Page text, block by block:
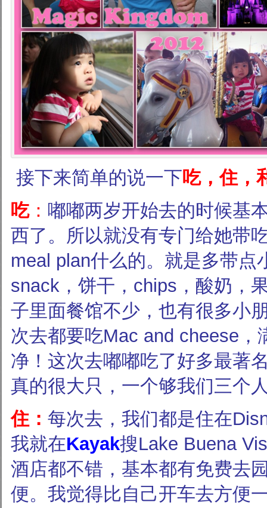
接下来简单的说一下吃，住，
吃： 嘟嘟两岁开始去的时候基
西了。所以就没有专门给她带
meal plan什么的。就是多带点
snack，饼干，chips，酸奶，
子里面餐馆不少，也有很多小
次去都要吃Mac and cheese，
净！这次去嘟嘟吃了好多最著
真的很大只，一个够我们三个
住： 每次去，我们都是住在
我就在Kayak搜Lake Buena
酒店都不错，基本都有免费去
便。我觉得比自己开车去方便